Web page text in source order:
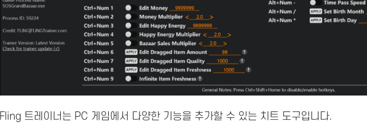
Fling 트레이너는 PC 게임에서 다양한 기능을 추가할 수 있는 치트 도구입니다.